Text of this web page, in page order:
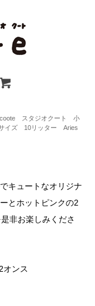
coote スタジオクート 小
イズ 10リッター Aries
キュートなオリジナ
とホットピンクの2
非お楽しみくださ
ンス